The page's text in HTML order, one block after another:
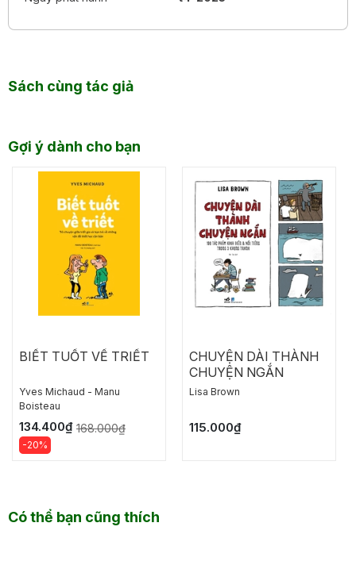
Sách cùng tác giả
Gợi ý dành cho bạn
BIẾT TUỐT VỀ TRIẾT
Yves Michaud - Manu
Boisteau
134.400₫ 168.000₫
-20%
CHUYỆN DÀI THÀNH
CHUYỆN NGẮN
Lisa Brown
115.000₫
Có thể bạn cũng thích